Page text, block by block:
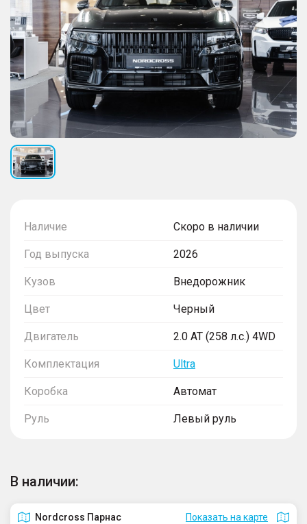
Наличие Скоро в наличии
Год выпуска 2026
Кузов Внедорожник
Цвет Черный
Двигатель 2.0 AT (258 л.с.) 4WD
Комплектация Ultra
Коробка Автомат
Руль Левый руль
В наличии:
Nordcross Парнас
Показать на карте